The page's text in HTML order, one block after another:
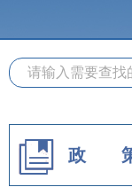
政